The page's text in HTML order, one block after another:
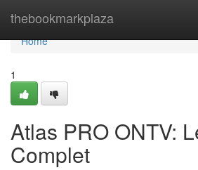
thebookmarkplaza
Home
Home
1
Atlas PRO ONTV:
Complet